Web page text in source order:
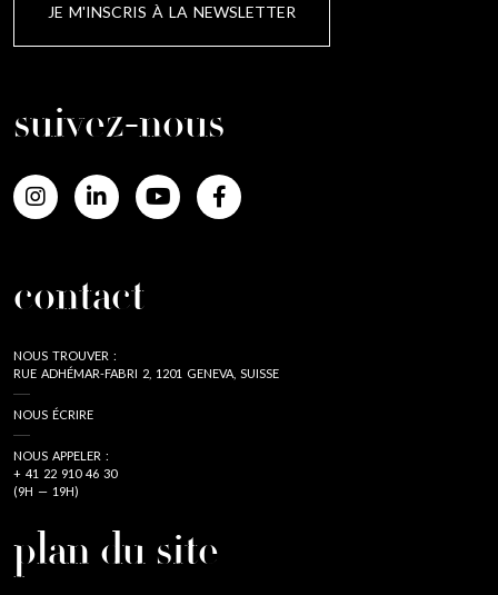
JE M'INSCRIS À LA NEWSLETTER
suivez-nous
contact
NOUS TROUVER :
RUE ADHÉMAR-FABRI 2, 1201 GENEVA, SUISSE
NOUS ÉCRIRE
NOUS APPELER :
+ 41 22 910 46 30
(9H — 19H)
plan du site